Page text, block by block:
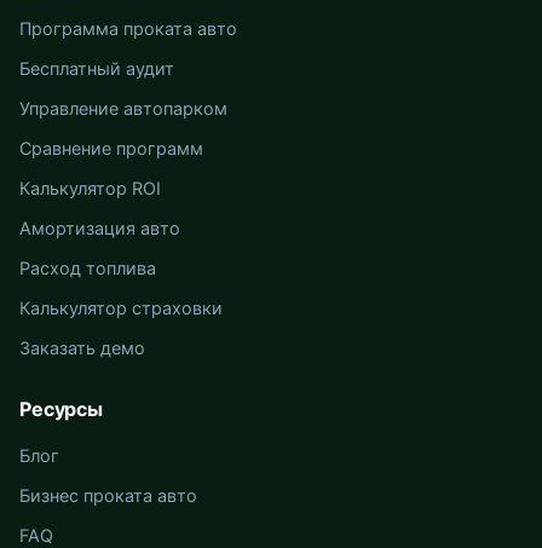
Программа проката авто
Бесплатный аудит
Управление автопарком
Сравнение программ
Калькулятор ROI
Амортизация авто
Расход топлива
Калькулятор страховки
Заказать демо
Ресурсы
Блог
Бизнес проката авто
FAQ